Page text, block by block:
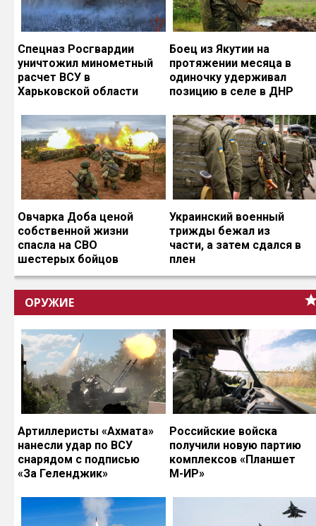
Спецназ Росгвардии
уничтожил минометный
расчет ВСУ в
Харьковской области
Боец из Якутии на
протяжении месяца в
одиночку удерживал
позицию в селе в ДНР
Овчарка Доба ценой
собственной жизни
спасла на СВО
шестерых бойцов
Украинский военный
трижды бежал из
части, а затем сдался в
плен
ОРУЖИЕ
Артиллеристы «Ахмата»
нанесли удар по ВСУ
снарядом с подписью
«За Геленджик»
Российские войска
получили новую партию
комплексов «Планшет
М-ИР»